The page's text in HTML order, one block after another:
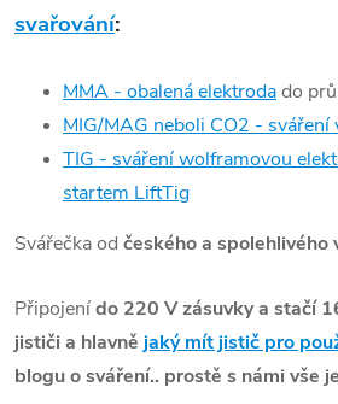
svařování:
MMA - obalená elektrodado
MIG/MAG neboli CO2 - sváření
TIG - sváření wolframovou
startem LiftTig
Svářečka od českého a spolehlivého
Připojenído 220 V zásuvky a stačí
jističi a hlavně jaký mít jistič pro
blogu o sváření.. prostě s námi vše